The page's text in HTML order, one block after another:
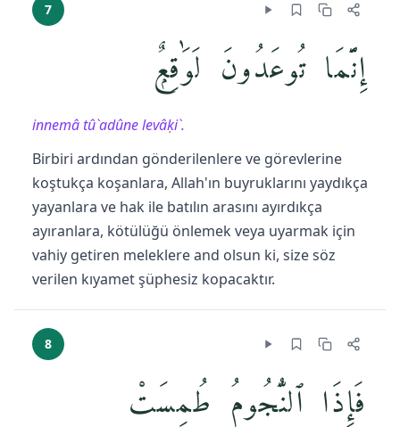
7
إِنَّمَا تُوعَدُونَ لَوَٰقِعٌۭ
innemâ tû`adûne levâḳi`.
Birbiri ardından gönderilenlere ve görevlerine
koştukça koşanlara, Allah'ın buyruklarını yaydıkça
yayanlara ve hak ile batılın arasını ayırdıkça
ayıranlara, kötülüğü önlemek veya uyarmak için
vahiy getiren meleklere and olsun ki, size söz
verilen kıyamet şüphesiz kopacaktır.
8
فَإِذَا ٱلنُّجُومُ طُمِسَتْ